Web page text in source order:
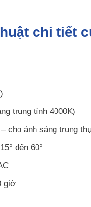
chi tiết
trung tính 4000K)
cho ánh sáng trung
đến 60°
giờ